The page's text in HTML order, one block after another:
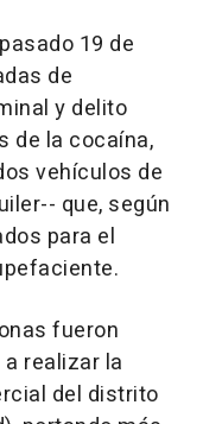
19 de
de
y delito
de la cocaína,
vehículos de
que, según
para el
fueron
realizar la
del distrito